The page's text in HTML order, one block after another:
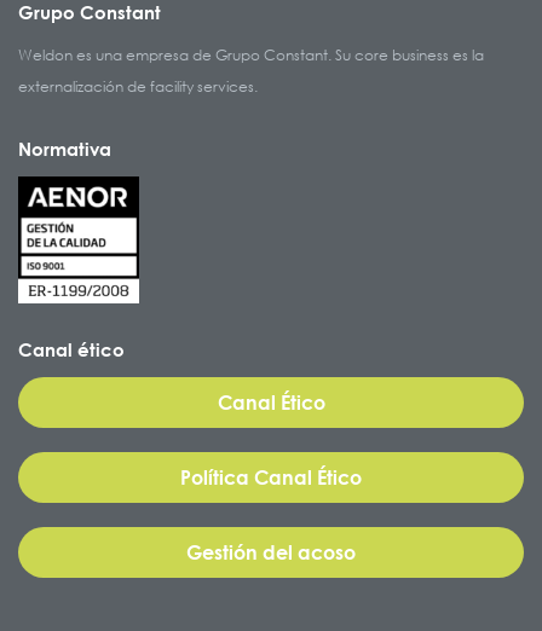
Grupo Constant
Weldon es una empresa de Grupo Constant. Su core business es la
externalización de facility services.
Normativa
Canal ético
Canal Ético
Política Canal Ético
Gestión del acoso